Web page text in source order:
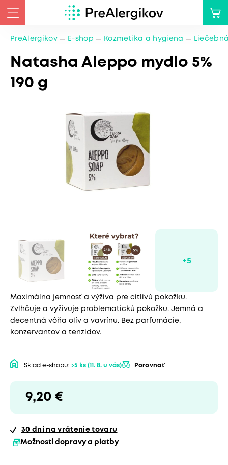
PreAlergikov E-shop Kozmetika a hygiena
Natasha Aleppo mydlo 5%
190 g
Maximálna jemnosť a výživa pre citlivú pokožku.
Zvlhčuje a vyživuje problematickú pokožku. Jemná a
decentná vôňa olív a vavrínu. Bez parfumácie,
konzervantov a tenzidov.
Sklad e-shopu: >5 ks (11. 8. u vás) Porovnať
9,20 €
30 dní na vrátenie tovaru
Možnosti dopravy a platby